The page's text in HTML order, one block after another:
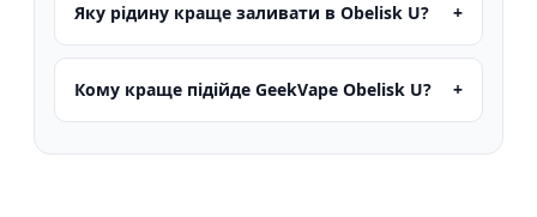
Яку рідину краще заливати в Obelisk U?
Кому краще підійде GeekVape Obelisk U?